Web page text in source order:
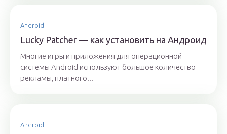
Android
Lucky Patcher — как установить на Андроид
Многие игры и приложения для операционной
системы Android используют большое количество
рекламы, платного...
Android